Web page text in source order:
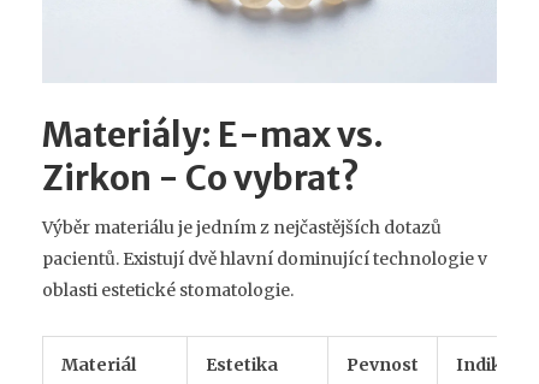
Materiály: E-max vs.
Zirkon - Co vybrat?
Výběr materiálu je jedním z nejčastějších dotazů
pacientů. Existují dvě hlavní dominující technologie v
oblasti estetické stomatologie.
Materiál Estetika Pevnost Indikace